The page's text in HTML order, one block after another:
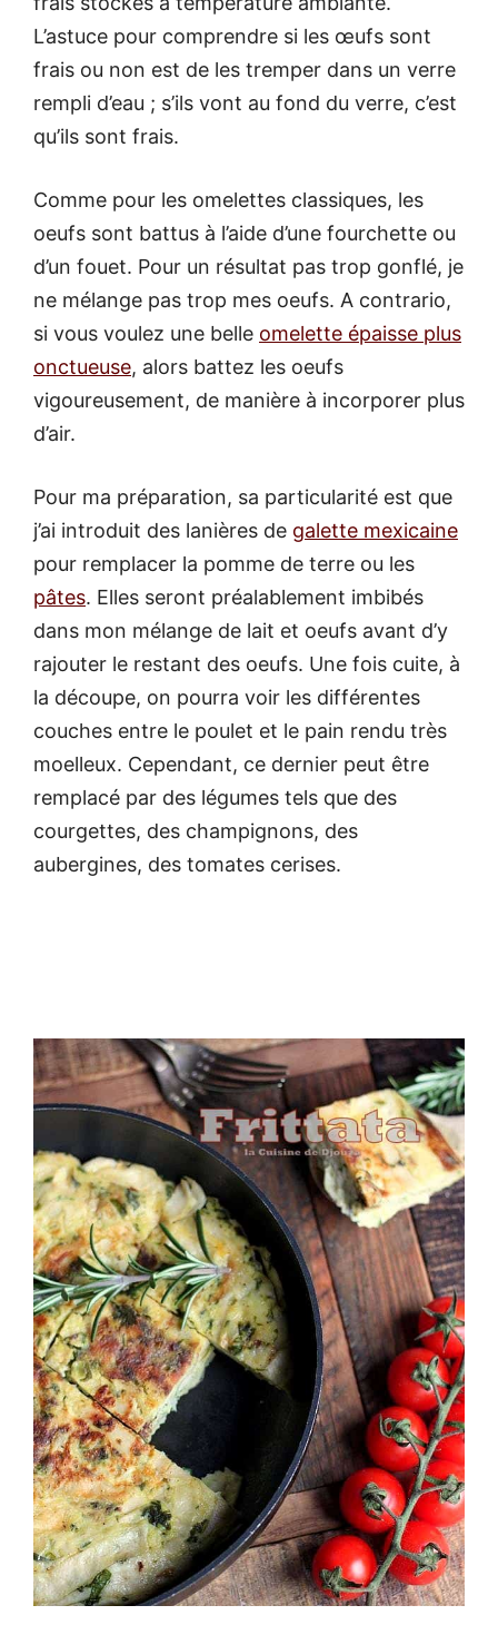
L’astuce pour comprendre si les œufs sont
frais ou non est de les tremper dans un verre
rempli d’eau ; s’ils vont au fond du verre, c’est
qu’ils sont frais.
Comme pour les omelettes classiques, les
oeufs sont battus à l’aide d’une fourchette ou
d’un fouet. Pour un résultat pas trop gonflé, je
ne mélange pas trop mes oeufs. A contrario,
si vous voulez une belle omelette épaisse plus
onctueuse, alors battez les oeufs
vigoureusement, de manière à incorporer plus
d’air.
Pour ma préparation, sa particularité est que
j’ai introduit des lanières de galette mexicaine
pour remplacer la pomme de terre ou les
pâtes. Elles seront préalablement imbibés
dans mon mélange de lait et oeufs avant d’y
rajouter le restant des oeufs. Une fois cuite, à
la découpe, on pourra voir les différentes
couches entre le poulet et le pain rendu très
moelleux. Cependant, ce dernier peut être
remplacé par des légumes tels que des
courgettes, des champignons, des
aubergines, des tomates cerises.